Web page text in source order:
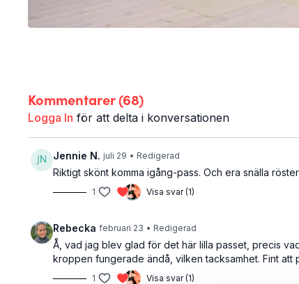
Kommentarer (68)
Logga In för att delta i konversationen
Jennie N. juli 29 • Redigerad
Riktigt skönt komma igång-pass. Och era snälla
1 Visa svar (1)
Rebecka februari 23 • Redigerad
Å, vad jag blev glad för det här lilla passet, precis
kroppen fungerade ändå, vilken tacksamhet. Fint att
1 Visa svar (1)